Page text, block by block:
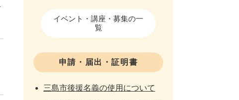
イベント・講座・募集の一
覧
申請・届出・証明書
三島市後援名義の使用について